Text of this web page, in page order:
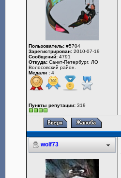
Пользователь:#5704
Зарегистрирован:2010-07-19
Сообщений:4791
Откуда:Санкт-Петербург, ЛО
Волосовский район.
Медали :4
Пункты репутации:319
wolf73